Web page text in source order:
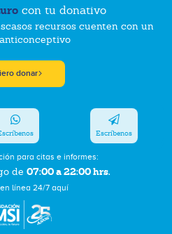
con tu donativo
recursos cuenten con un
donar
para citas e informes:
de 07:00 a 22:00 hrs.
línea 24/7 aquí
Escríbenos